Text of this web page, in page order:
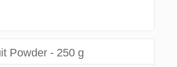
Powder - 250 g